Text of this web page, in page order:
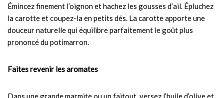
Émincez finement l’oignon et hachez les gousses d’ail. Épluchez
la carotte et coupez-la en petits dés. La carotte apporte une
douceur naturelle qui équilibre parfaitement le goût plus
prononcé du potimarron.
Faites revenir les aromates
Dans une grande marmite ou un faitout, versez l’huile d’olive et